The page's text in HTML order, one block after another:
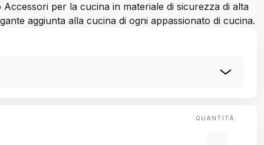
per la cucina in materiale di sicurezza di alta
aggiunta alla cucina di ogni appassionato di cucina.
QUANTITÀ: